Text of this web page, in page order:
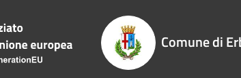
Comune di